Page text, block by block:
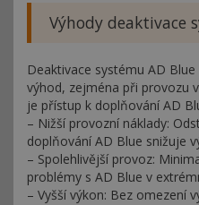
Výhody deaktivace
Deaktivace systému AD
výhod, zejména při provozu
je přístup k doplňování AD
– Nižší provozní náklady:
doplňování AD Blue snižuje
– Spolehlivější provoz:
problémy s AD Blue v
– Vyšší výkon: Bez omezení